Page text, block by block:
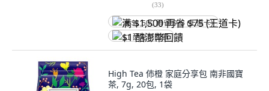
(33)
满 $1,500 再省 $75 (王道卡)
$1 酷澎幣回饋
High Tea 伂橙 家庭分享包 南非國寶
茶, 7g, 20包, 1袋